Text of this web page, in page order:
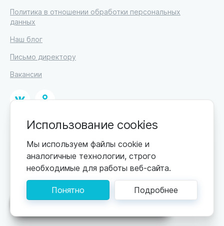
Поможем подобрать пансионат
Политика в отношении обработки персональных
данных
Наш блог
Письмо директору
Вакансии
© 2026. Москва, ул. Кржижановского, 29, корп. 1.
ИП Высоцкий Дмитрий Петрович, ИНН 233610721148
Цены обновляются по мере поступления новой
информации. Точную стоимость уточняйте у
пансионата. Информация, предоставленная на сайте,
не может быть использована для постановки
диагноза, назначения лечения и не заменяет прием
Использование cookies
Мы используем файлы cookie и
аналогичные технологии, строго
необходимые для работы веб-сайта.
Понятно Подробнее